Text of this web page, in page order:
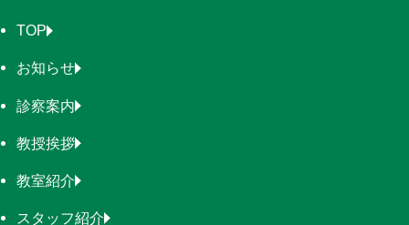
TOP
お知らせ
診察案内
教授挨拶
教室紹介
スタッフ紹介